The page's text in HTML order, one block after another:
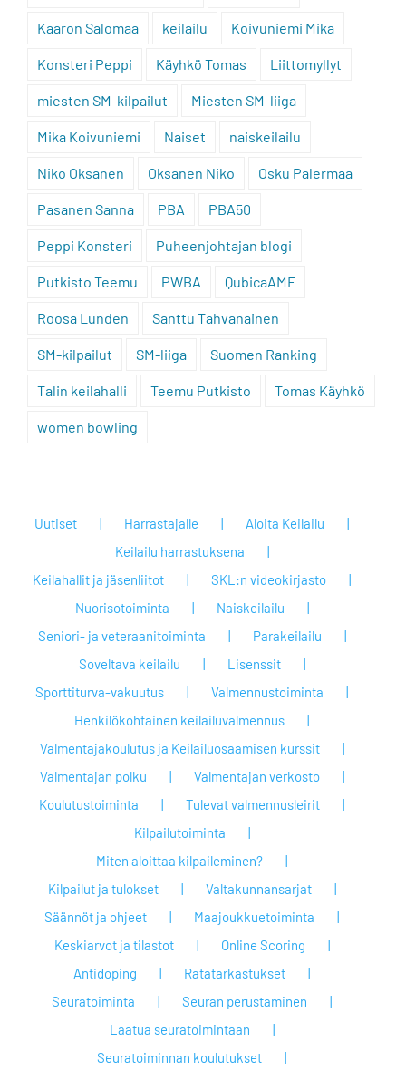
Kaaron Salomaa keilailu Koivuniemi Mika
Konsteri Peppi Käyhkö Tomas Liittomyllyt
miesten SM-kilpailut Miesten SM-liiga
Mika Koivuniemi Naiset naiskeilailu
Niko Oksanen Oksanen Niko Osku Palermaa
Pasanen Sanna PBA PBA50
Peppi Konsteri Puheenjohtajan blogi
Putkisto Teemu PWBA QubicaAMF
Roosa Lunden Santtu Tahvanainen
SM-kilpailut SM-liiga Suomen Ranking
Talin keilahalli Teemu Putkisto Tomas Käyhkö
women bowling
Uutiset Harrastajalle
Aloita Keilailu
Keilailu harrastuksena
Keilahallit ja jäsenliitot
SKL:n videokirjasto
Nuorisotoiminta
Naiskeilailu
Seniori- ja veteraanitoiminta
Parakeilailu
Soveltava keilailu
Lisenssit
Sporttiturva-vakuutus
Valmennustoiminta
Henkilökohtainen keilailuvalmennus
Valmentajakoulutus ja Keilailuosaamisen kurssit
Valmentajan polku
Valmentajan verkosto
Koulutustoiminta
Tulevat valmennusleirit
Kilpailutoiminta
Miten aloittaa kilpaileminen?
Kilpailut ja tulokset
Valtakunnansarjat
Säännöt ja ohjeet
Maajoukkuetoiminta
Keskiarvot ja tilastot
Online Scoring
Antidoping
Ratatarkastukset
Seuratoiminta
Seuran perustaminen
Laatua seuratoimintaan
Seuratoiminnan koulutukset